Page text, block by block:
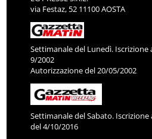
via Festaz, 52 11100 AOSTA
Settimanale del Lunedì. Iscrizione
9/2002
Autorizzazione del 20/05/2002
Settimanale del Sabato.
del 4/10/2016